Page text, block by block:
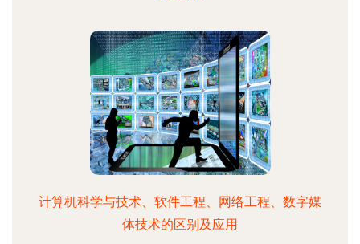
计算机科学与技术、软件工程、网络工程、数字媒
体技术的区别及应用